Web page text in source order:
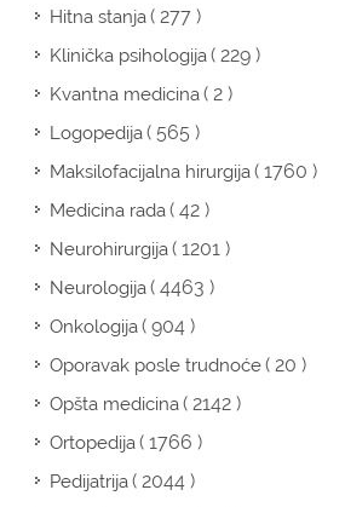
Hitna stanja( 277 )
Klinička psihologija( 229 )
Kvantna medicina( 2 )
Logopedija( 565 )
Maksilofacijalna hirurgija( 1760 )
Medicina rada( 42 )
Neurohirurgija( 1201 )
Neurologija( 4463 )
Onkologija( 904 )
Oporavak posle trudnoće( 20 )
Opšta medicina( 2142 )
Ortopedija( 1766 )
Pedijatrija( 2044 )